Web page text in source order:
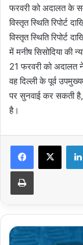
फरवरी को अदालत के
विस्तृत स्थिति
विस्तृत स्थिति रिपोर्ट
में मनीष सिसोदिया की
21 फरवरी को अदालत
वह दिल्ली के पूर्व
पर सुनवाई कर सकती है,
है।
Print
LPG